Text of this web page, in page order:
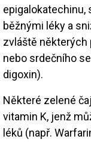
epigalokatechinu,
běžnými léky a
zvláště některých
nebo srdečního
digoxin).
Některé zelené
vitamin K, jenž
léků (např.